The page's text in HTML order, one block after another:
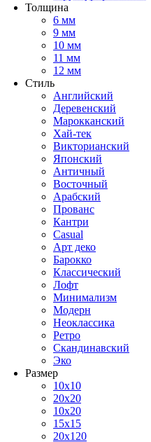
Толщина
6 мм
9 мм
10 мм
11 мм
12 мм
Стиль
Английский
Деревенский
Марокканский
Хай-тек
Викторианский
Японский
Античный
Восточный
Арабский
Прованс
Кантри
Casual
Арт деко
Барокко
Классический
Лофт
Минимализм
Модерн
Неоклассика
Ретро
Скандинавский
Эко
Размер
10x10
20x20
10x20
15x15
20x120